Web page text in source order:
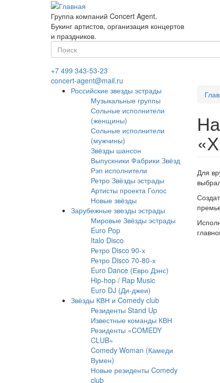
Группа компаний Concert Agent.
Букинг артистов, организация концертов
и праздников.
Форма
поиска
+7 499 343-53-23
concert-agent@mail.ru
Российские звезды эстрады
Музыкальные группы
Сольные исполнители
(женщины)
Сольные исполнители
(мужчины)
Звёзды шансон
Выпускники Фабрики Звёзд
Рэп исполнители
Ретро Звёзды эстрады
Артисты проекта Голос
Новые звёзды
Зарубежные звезды эстрады
Мировые Звёзды эстрады
Euro Pop
Italo Disco
Ретро Disco 90-х
Ретро Disco 70-80-х
Euro Dance (Евро Дэнс)
Hip-hop / Rap Music
Euro DJ (Ди-джеи)
Звёзды КВН и Comedy club
Резиденты Stand Up
Известные команды КВН
Резиденты «COMEDY
CLUB»
Comedy Woman (Камеди
Вумен)
Новые резиденты Comedy
club
Для